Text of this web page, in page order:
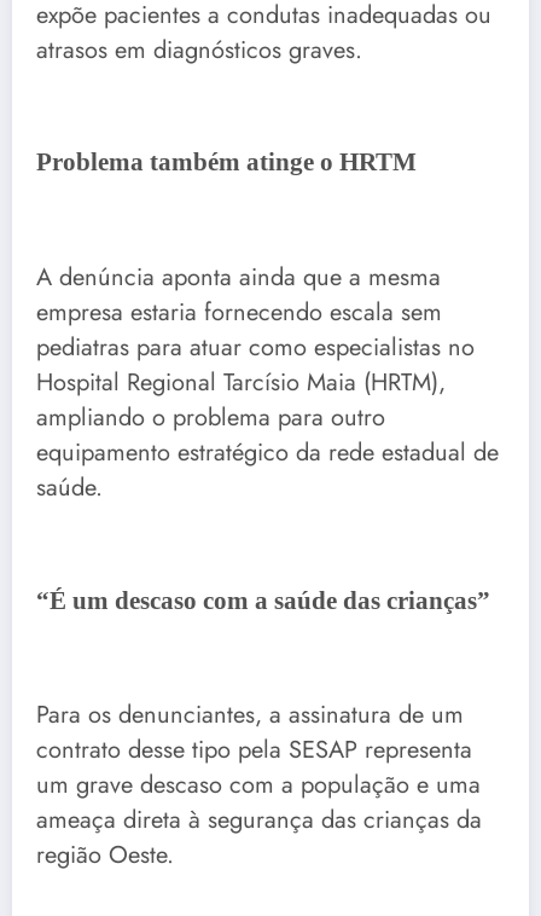
expõe pacientes a condutas inadequadas ou
atrasos em diagnósticos graves.
Problema também atinge o HRTM
A denúncia aponta ainda que a mesma
empresa estaria fornecendo escala sem
pediatras para atuar como especialistas no
Hospital Regional Tarcísio Maia (HRTM),
ampliando o problema para outro
equipamento estratégico da rede estadual de
saúde.
“É um descaso com a saúde das crianças”
Para os denunciantes, a assinatura de um
contrato desse tipo pela SESAP representa
um grave descaso com a população e uma
ameaça direta à segurança das crianças da
região Oeste.